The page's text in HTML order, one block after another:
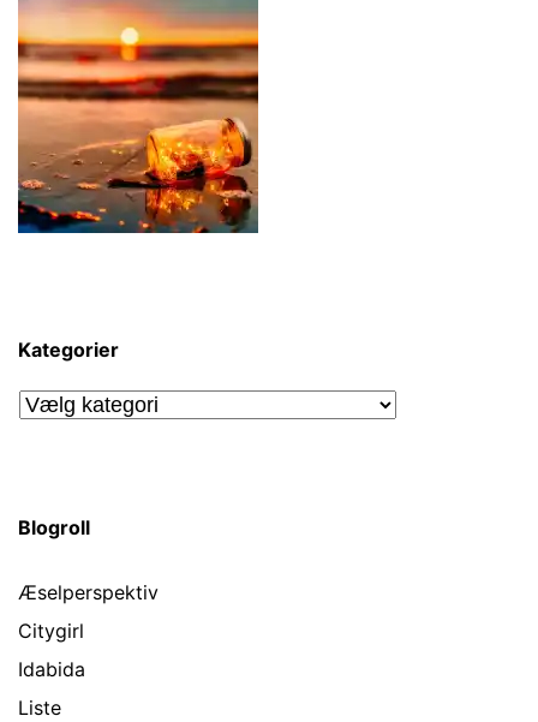
Kategorier
Kategorier
Blogroll
Æselperspektiv
Citygirl
Idabida
Liste